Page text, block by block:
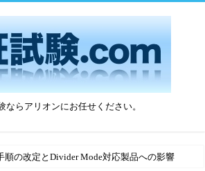
順の改定とDivider Mode対応製品への影響